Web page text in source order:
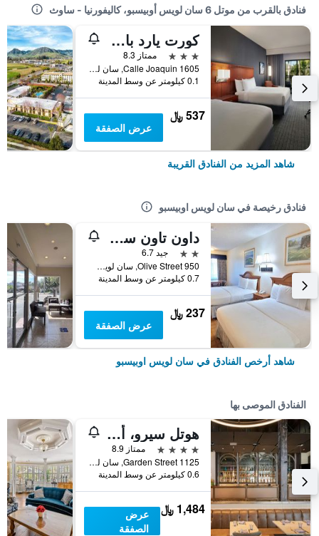
فنادق بالقرب من موتل 6 سان لويس أوبيسبو، كاليفورنيا - ساوث
كورت يارد باي ماريوت سان لويس أوبيسبو
3 نجوم
ممتاز 8.3
1605 Calle Joaquin, سان لويس اوبيسبو, CA, الولايات المتحدة الأميريكية
0.1 كيلومتر عن وسط المدينة
537 ﷼
عرض الصفقة
شاهد المزيد من الفنادق القريبة
فنادق رخيصة في سان لويس اوبيسبو
داون تاون سلو إن - سان لويس أوبيسبو
2 نجمتين
جيد 6.7
950 Olive Street, سان لويس اوبيسبو, CA, الولايات المتحدة الأميريكية
0.7 كيلومتر عن وسط المدينة
237 ﷼
عرض الصفقة
شاهد أرخص الفنادق في سان لويس اوبيسبو
الفنادق الموصى بها
هوتل سيرو، أوتوجراف كوليكشن
4 نجوم
ممتاز 8.9
1125 Garden Street, سان لويس اوبيسبو, CA, الولايات المتحدة الأميريكية
0.6 كيلومتر عن وسط المدينة
1,484 ﷼
عرض
الصفقة